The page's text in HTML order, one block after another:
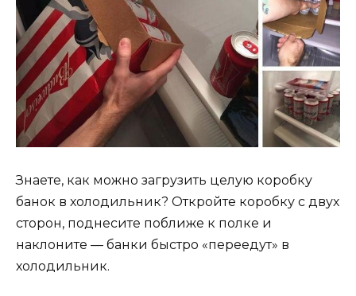
Знаете, как можно загрузить целую коробку
банок в холодильник? Откройте коробку с двух
сторон, поднесите поближе к полке и
наклоните — банки быстро «переедут» в
холодильник.